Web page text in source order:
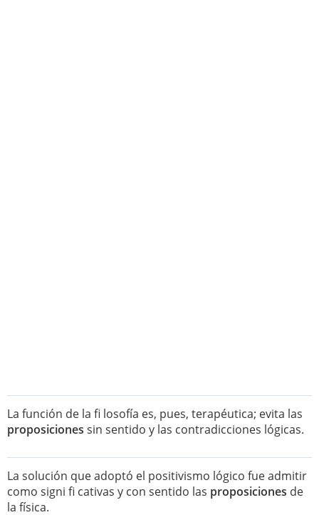
La función de la fi losofía es, pues, terapéutica; evita las
proposiciones sin sentido y las contradicciones lógicas.
La solución que adoptó el positivismo lógico fue admitir
como signi fi cativas y con sentido las proposiciones de
la física.